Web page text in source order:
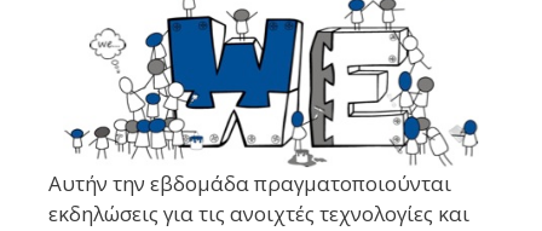
Αυτήν την εβδομάδα πραγματοποιούνται
εκδηλώσεις για τις ανοιχτές τεχνολογίες και